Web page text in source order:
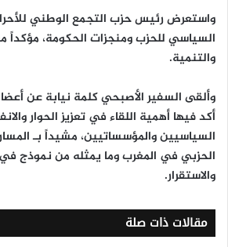
واستعرض رئيس حزب التجمع الوطني
السياسي للحزب ومنجزات الحكومة، مؤكداً
والتنمية.
وألقى السفير الأصبحي كلمة نيابة عن
أكد فيها أهمية اللقاء في تعزيز الحوار
السياسيين والمؤسساتيين، مشيداً بـ
الحزبي في المغرب وما يمثله من نموذج
والاستقرار.
مقالات ذات صلة